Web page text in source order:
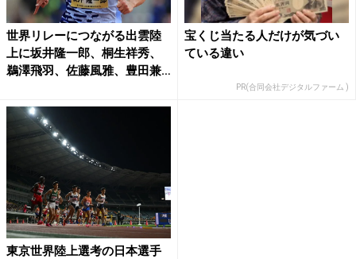
世界リレーにつながる出雲陸
上に坂井隆一郎、桐生祥秀、
鵜澤飛羽、佐藤風雅、豊田兼
宝くじ当たる人だけが気づい
ている違い
PR(合同会社デジタルファーム )
東京世界陸上選考の日本選手